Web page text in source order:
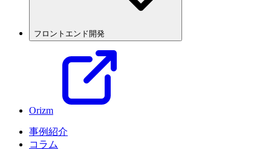
フロントエンド開発
Orizm
事例紹介
コラム